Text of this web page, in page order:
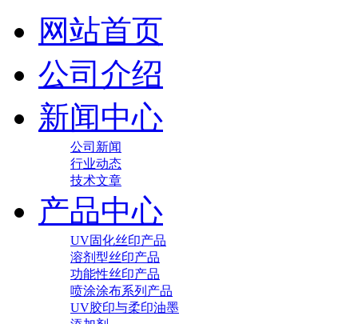
网站首页
公司介绍
新闻中心
公司新闻
行业动态
技术文章
产品中心
UV固化丝印产品
溶剂型丝印产品
功能性丝印产品
喷涂涂布系列产品
UV胶印与柔印油墨